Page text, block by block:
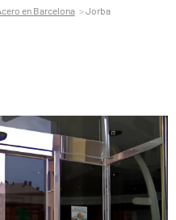
en Barcelona Jorba